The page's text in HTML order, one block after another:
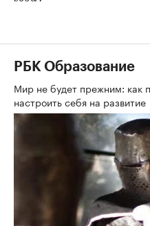
РБК Образование
Мир не будет прежним: как
настроить себя на развитие